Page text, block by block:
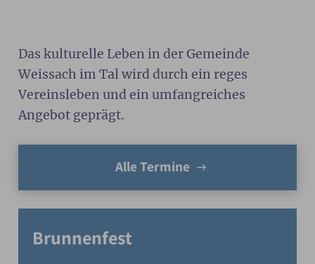
Das kulturelle Leben in der Gemeinde
Weissach im Tal wird durch ein reges
Vereinsleben und ein umfangreiches
Angebot geprägt.
Alle Termine
Brunnenfest